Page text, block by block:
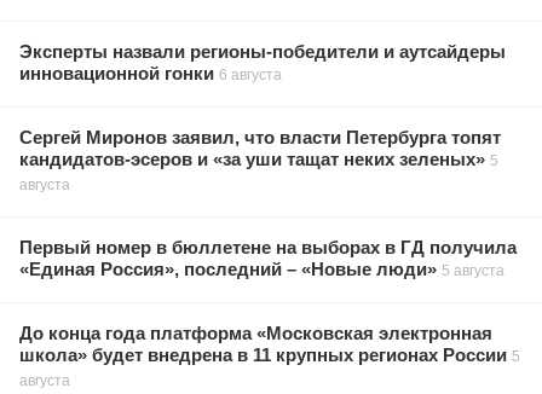
Эксперты назвали регионы-победители и аутсайдеры
инновационной гонки 6 августа
Сергей Миронов заявил, что власти Петербурга топят
кандидатов-эсеров и «за уши тащат неких зеленых» 5
августа
Первый номер в бюллетене на выборах в ГД получила
«Единая Россия», последний – «Новые люди» 5 августа
До конца года платформа «Московская электронная
школа» будет внедрена в 11 крупных регионах России 5
августа